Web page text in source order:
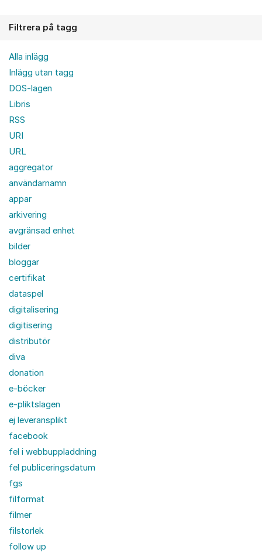
Filtrera på tagg
Alla inlägg
Inlägg utan tagg
DOS-lagen
Libris
RSS
URI
URL
aggregator
användarnamn
appar
arkivering
avgränsad enhet
bilder
bloggar
certifikat
dataspel
digitalisering
digitisering
distributör
diva
donation
e-böcker
e-pliktslagen
ej leveransplikt
facebook
fel i webbuppladdning
fel publiceringsdatum
fgs
filformat
filmer
filstorlek
follow up